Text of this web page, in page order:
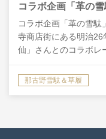
コラボ企画「革の
コラボ企画「革の雪
寺商店街にある明治26
仙」さんとのコラボレ
那古野雪駄＆草履